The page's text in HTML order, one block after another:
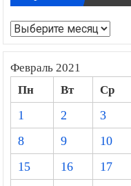
Архивы
Архивы
Февраль 2021
Пн Вт Ср
1
2 3
8
9 10
15
16 17